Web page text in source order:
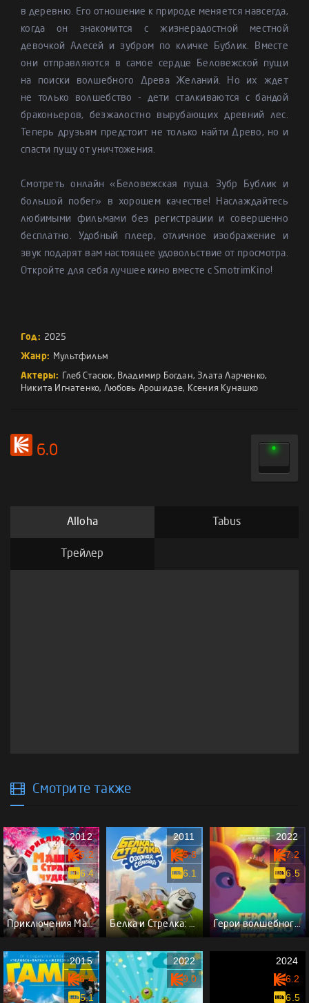
в деревню. Его отношение к природе меняется навсегда,
когда он знакомится с жизнерадостной местной
девочкой Алесей и зубром по кличке Бублик. Вместе
они отправляются в самое сердце Беловежской пущи
на поиски волшебного Древа Желаний. Но их ждет
не только волшебство - дети сталкиваются с бандой
браконьеров, безжалостно вырубающих древний лес.
Теперь друзьям предстоит не только найти Древо, но и
спасти пущу от уничтожения.
Смотреть онлайн «Беловежская пуща. Зубр Бублик и
большой побег» в хорошем качестве! Наслаждайтесь
любимыми фильмами без регистрации и совершенно
бесплатно. Удобный плеер, отличное изображение и
звук подарят вам настоящее удовольствие от просмотра.
Откройте для себя лучшее кино вместе с SmotrimKino!
Год: 2025
Жанр: Мультфильм
Актеры: Глеб Стасюк, Владимир Богдан, Злата Ларченко,
Никита Игнатенко, Любовь Арошидзе, Ксения Кунашко
6.0
Alloha Tabus
Трейлер
Смотрите также
Приключения Маши в Стране Чудес
2012
5.2
6.4
Белка и Стрелка: Озорная семейка
2011
5.8
6.1
Герои волшебного леса
2022
7.2
6.5
2015
6.4
5.1
2022
9.0
2024
6.2
6.5